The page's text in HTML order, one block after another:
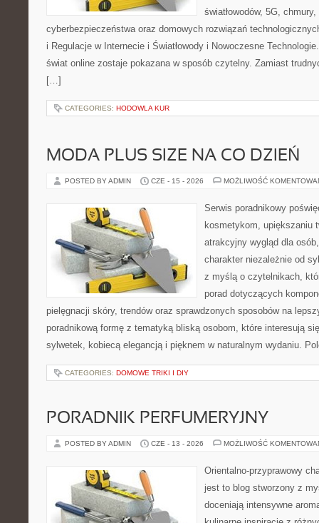
światłowodów, 5G,
cyberbezpieczeństwa oraz domowych rozwiązań
i Regulacje w Internecie i Światłowody i Nowoczesne
świat online zostaje pokazana w sposób czytelny. Zamiast
[…]
CATEGORIES: HODOWLA KUR
MODA PLUS SIZE NA CO DZIEŃ
POSTED BY ADMIN CZE - 15 - 2026 MOŻLIWOŚĆ
Serwis poradnikowy
kosmetykom, upiększaniu
atrakcyjny wygląd dla
charakter niezależnie od
z myślą o czytelnikach,
porad dotyczących
pielęgnacji skóry, trendów oraz sprawdzonych sposobów na
poradnikową formę z tematyką bliską osobom, które interesują
sylwetek, kobiecą elegancją i pięknem w naturalnym wydaniu.
CATEGORIES: DOMOWE TRIKI I DIY
PORADNIK PERFUMERYJNY
POSTED BY ADMIN CZE - 13 - 2026 MOŻLIWOŚĆ
Orientalno-przyprawowy
jest to blog stworzony z
doceniają intensywne